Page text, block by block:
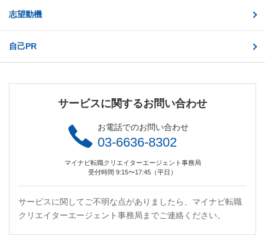
志望動機
自己PR
サービスに関するお問い合わせ
お電話でのお問い合わせ
03-6636-8302
マイナビ転職クリエイターエージェント事務局
受付時間 9:15〜17:45（平日）
サービスに関してご不明な点がありましたら、マイナビ転職
クリエイターエージェント事務局までご連絡ください。